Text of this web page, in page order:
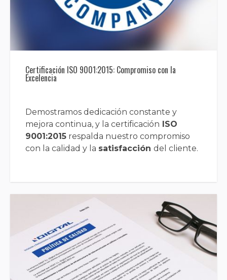
Certificación ISO 9001:2015: Compromiso con la
Excelencia
Demostramos dedicación constante y
mejora continua, y la certificación ISO
9001:2015 respalda nuestro compromiso
con la calidad y la satisfacción del cliente.